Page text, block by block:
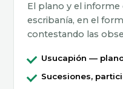
El plano y el informe
escribanía, en el
contestando las
Usucapión —
Sucesiones,